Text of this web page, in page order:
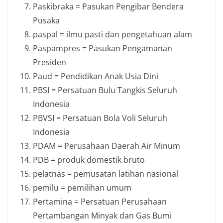
Paskibraka = Pasukan Pengibar Bendera
Pusaka
paspal = ilmu pasti dan pengetahuan alam
Paspampres = Pasukan Pengamanan
Presiden
Paud = Pendidikan Anak Usia Dini
PBSI = Persatuan Bulu Tangkis Seluruh
Indonesia
PBVSI = Persatuan Bola Voli Seluruh
Indonesia
PDAM = Perusahaan Daerah Air Minum
PDB = produk domestik bruto
pelatnas = pemusatan latihan nasional
pemilu = pemilihan umum
Pertamina = Persatuan Perusahaan
Pertambangan Minyak dan Gas Bumi